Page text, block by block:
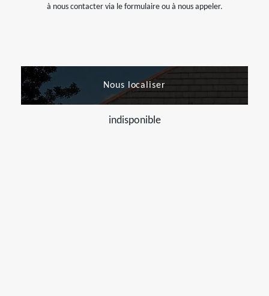
à nous contacter via le formulaire ou à nous appeler.
Nous localiser
indisponible